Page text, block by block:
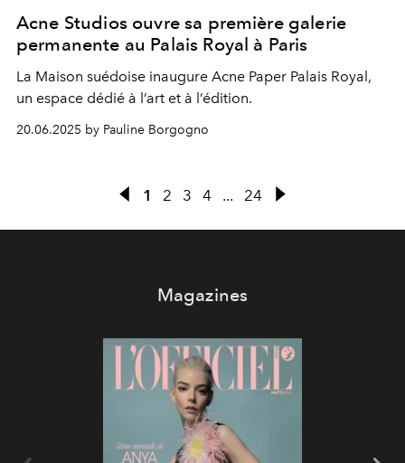
Acne Studios ouvre sa première galerie
permanente au Palais Royal à Paris
La Maison suédoise inaugure Acne Paper Palais Royal,
un espace dédié à l’art et à l’édition.
20.06.2025 by Pauline Borgogno
1 2 3 4 ... 24
Magazines